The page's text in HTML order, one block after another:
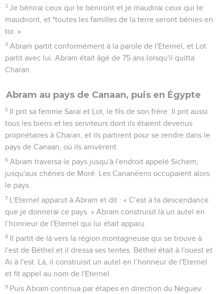
3 Je bénirai ceux qui te béniront et je maudirai ceux qui te
maudiront, et *toutes les familles de la terre seront bénies en
toi. »
4 Abram partit conformément à la parole de l'Eternel, et Lot
partit avec lui. Abram était âgé de 75 ans lorsqu'il quitta
Charan.
Abram au pays de Canaan, puis en Égypte
5 Il prit sa femme Saraï et Lot, le fils de son frère. Il prit aussi
tous les biens et les serviteurs dont ils étaient devenus
propriétaires à Charan, et ils partirent pour se rendre dans le
pays de Canaan, où ils arrivèrent.
6 Abram traversa le pays jusqu'à l'endroit appelé Sichem,
jusqu'aux chênes de Moré. Les Cananéens occupaient alors
le pays.
7 L'Eternel apparut à Abram et dit : « C’est à ta descendance
que je donnerai ce pays. » Abram construisit là un autel en
l’honneur de l'Eternel qui lui était apparu.
8 Il partit de là vers la région montagneuse qui se trouve à
l'est de Béthel et il dressa ses tentes. Béthel était à l'ouest et
Aï à l'est. Là, il construisit un autel en l’honneur de l'Eternel
et fit appel au nom de l'Eternel.
9 Puis Abram continua par étapes en direction du Néguev.